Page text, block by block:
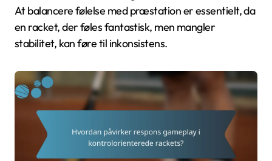
At balancere følelse med præstation er essentielt, da
en racket, der føles fantastisk, men mangler
stabilitet, kan føre til inkonsistens.